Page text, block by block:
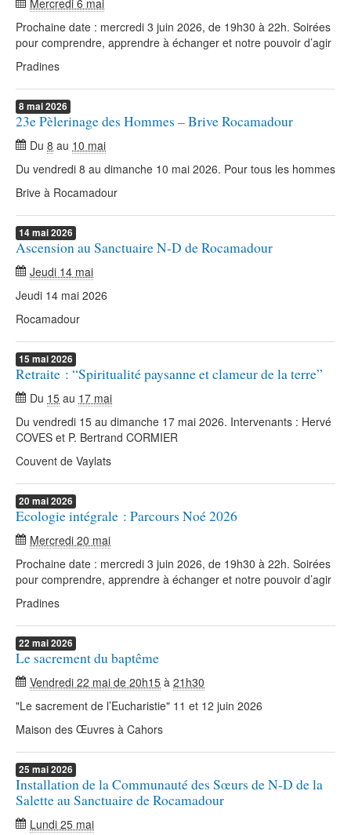
Mercredi 6 mai
Prochaine date : mercredi 3 juin 2026, de 19h30 à 22h. Soirées
pour comprendre, apprendre à échanger et notre pouvoir d’agir
Pradines
8mai2026
23e Pèlerinage des Hommes – Brive Rocamadour
Du 8 au 10 mai
Du vendredi 8 au dimanche 10 mai 2026. Pour tous les hommes
Brive à Rocamadour
14mai2026
Ascension au Sanctuaire N-D de Rocamadour
Jeudi 14 mai
Jeudi 14 mai 2026
Rocamadour
15 mai2026
Retraite : “Spiritualité paysanne et clameur de la terre”
Du 15 au 17 mai
Du vendredi 15 au dimanche 17 mai 2026. Intervenants : Hervé
COVES et P. Bertrand CORMIER
Couvent de Vaylats
20 mai2026
Ecologie intégrale : Parcours Noé 2026
Mercredi 20 mai
Prochaine date : mercredi 3 juin 2026, de 19h30 à 22h. Soirées
pour comprendre, apprendre à échanger et notre pouvoir d’agir
Pradines
22 mai2026
Le sacrement du baptême
Vendredi 22 mai de 20h15 à 21h30
"Le sacrement de l’Eucharistie" 11 et 12 juin 2026
Maison des Œuvres à Cahors
25 mai2026
Installation de la Communauté des Sœurs de N-D de la
Salette au Sanctuaire de Rocamadour
Lundi 25 mai